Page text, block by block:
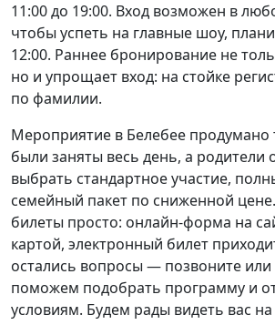
11:00 до 19:00. Вход возможен в
чтобы успеть на главные шоу,
12:00. Раннее бронирование не
но и упрощает вход: на стойке
по фамилии.
Мероприятие в Белебее продумано
были заняты весь день, а
выбрать стандартное участие,
семейный пакет по сниженной
билеты просто: онлайн-форма на
картой, электронный билет
остались вопросы — позвоните
поможем подобрать программу и
условиям. Будем рады видеть вас